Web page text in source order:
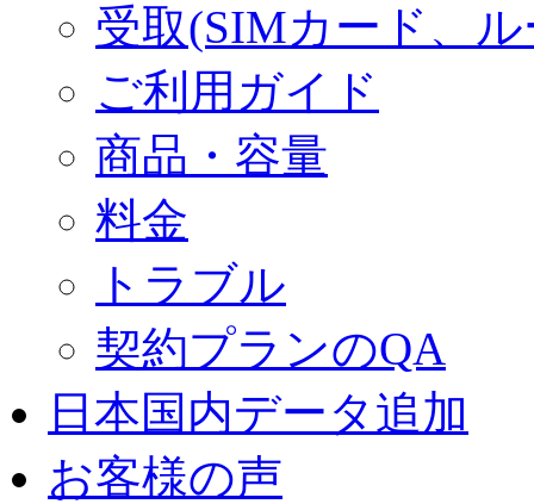
受取(SIMカード、
ご利用ガイド
商品・容量
料金
トラブル
契約プランのQA
日本国内データ追加
お客様の声